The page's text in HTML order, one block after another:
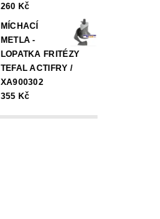
260 Kč
MÍCHACÍ
METLA -
LOPATKA FRITÉZY
TEFAL ACTIFRY /
XA900302
355 Kč